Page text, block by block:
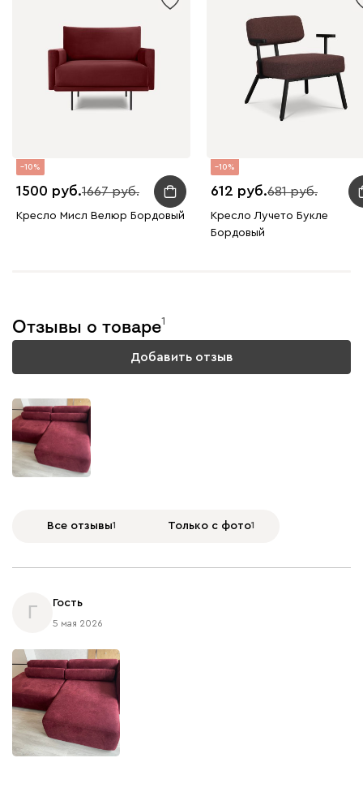
10
1500 1667
Кресло Мисл Велюр Бордовый
10
612 681
Кресло Лучето Букле
Бордовый
Отзывы о товаре1
Добавить отзыв
Все отзывы1 Только с фото1
Г
Гость
5 мая 2026